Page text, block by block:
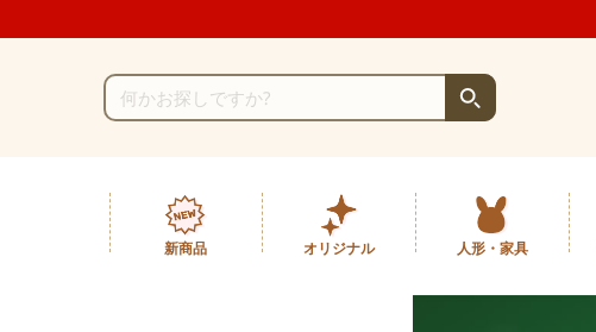
新商品 オリジナル 人形・家具